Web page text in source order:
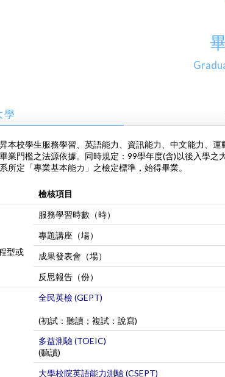
學
本校學生服務學習、英語能力、資訊能力、中文能力、
業門檻之法源依據。同時規定：99學年度(含)以後入學
所定「專業基本能力」之檢定標準，始得畢業。
檢核項目
型或
服務學習時數（時）
專題講座（場）
成果發表會（場）
反思報告（份）
全民英檢 (GEPT)
(初試：聽讀；複試：說寫)
多益測驗 (TOEIC)
(聽讀)
大學校院英語能力測驗 (CSEPT)